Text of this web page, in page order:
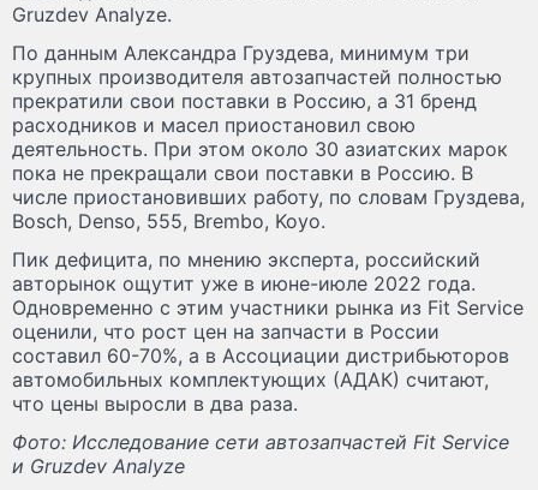
Gruzdev Analyze.
По данным Александра Груздева, минимум три
крупных производителя автозапчастей полностью
прекратили свои поставки в Россию, а 31 бренд
расходников и масел приостановил свою
деятельность. При этом около 30 азиатских марок
пока не прекращали свои поставки в Россию. В
числе приостановивших работу, по словам Груздева,
Bosch, Denso, 555, Brembo, Koyo.
Пик дефицита, по мнению эксперта, российский
авторынок ощутит уже в июне-июле 2022 года.
Одновременно с этим участники рынка из Fit Service
оценили, что рост цен на запчасти в России
составил 60-70%, а в Ассоциации дистрибьюторов
автомобильных комплектующих (АДАК) считают,
что цены выросли в два раза.
Фото: Исследование сети автозапчастей Fit Service
и Gruzdev Analyze